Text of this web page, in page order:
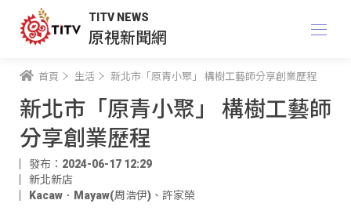
TITV NEWS
原視新聞網
首頁 生活 新北市「原青小聚」 構樹工藝師分享創業歷程
新北市「原青小聚」 構樹工藝師
分享創業歷程
發布：2024-06-17 12:29
新北新店
Kacaw．Mayaw(周浩伊) 、 許家榮